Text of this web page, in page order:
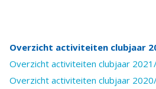
Overzicht activiteiten clubjaar
Overzicht activiteiten clubjaar
Overzicht activiteiten clubjaar